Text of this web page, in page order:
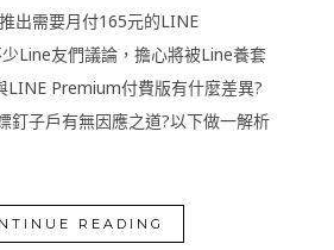
出需要月付165元的LINE
Line友們議論，擔心將被Line養套
LINE Premium付費版有什麼差異?
釘子戶有無因應之道?以下做一解析
READING